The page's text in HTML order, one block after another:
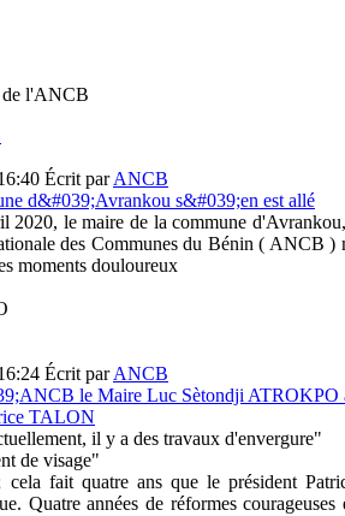
de l'ANCB
Écrit parANCB
2020, le maire de la commune
des Communes du Bénin ( ANCB )
moments douloureux
Écrit parANCB
il y a des travaux d'envergure"
de visage"
fait quatre ans que le président
Quatre années de réformes courageuses